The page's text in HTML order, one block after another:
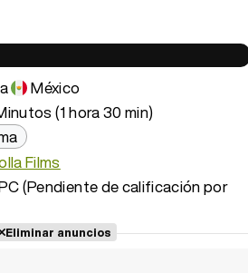
México
(1 hora 30 min)
Films
(Pendiente de calificación por
Eliminar anuncios